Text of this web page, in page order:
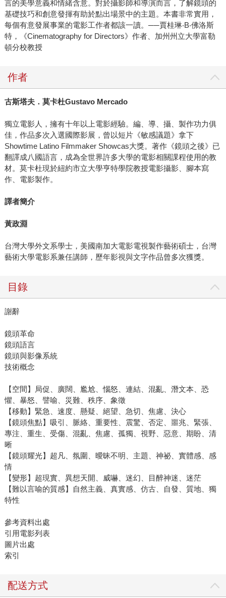
言的美學意義和情緒含意。對於攝影師和導演而言，了解鏡頭的
基礎技巧和創意發揮有助於點出場景中的主題。本書非常實用，
每個有意發展事業的電影工作者都該一讀。──賈桂琳‧B‧佛洛斯
特，《Cinematography for Directors》作者、加州州立大學富勒
頓分校教授
作者
古斯塔夫．莫卡杜Gustavo Mercado
獨立電影人，擁有十年以上電影經驗。編、導、攝、製作功力俱
佳，作品多次入選國際影展，曾以短片《敏感議題》拿下
Showtime Latino Filmmaker Showcas大獎。著作《鏡頭之後》已
翻譯成八國語言，成為全世界許多大學的電影相關課程使用的教
材。莫卡杜現於紐約市立大學亨特學院教授電影攝影、腳本寫
作、電影製作。
譯者簡介
黃政淵
台灣大學外文系學士，美國南加大電影電視製作藝術碩士，台灣
藝術大學電影系兼任講師，歷年影視與文字作品曾多次獲獎。
目錄
謝辭
鏡頭革命
鏡頭語言
鏡頭與影像系統
技術概念
【空間】局促、廣闊、尷尬、惱怒、連結、混亂、潛文本、恐
懼、暴怒、譬喻、災難、秩序、象徵
【移動】緊急、速度、懸疑、絕望、急切、焦慮、決心
【鏡頭焦點】吸引、脈絡、重要性、震驚、否定、噩兆、緊張、
專注、重生、受傷、混亂、焦慮、孤獨、視野、惡意、期盼、清
晰
【鏡頭耀光】超凡、氛圍、曖昧不明、主題、神祕、實體感、感
情
【變形】超現實、異想天開、威嚇、迷幻、目醉神迷、迷茫
【難以言喻的質感】自然主義、真實感、仿古、自發、質地、獨
特性
參考資料出處
引用電影列表
圖片出處
索引
配送方式